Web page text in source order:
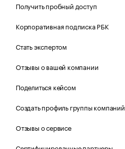
Получить пробный доступ
Корпоративная подписка РБК
Стать экспертом
Отзывы о вашей компании
Поделиться кейсом
Создать профиль группы компаний
Отзывы о сервисе